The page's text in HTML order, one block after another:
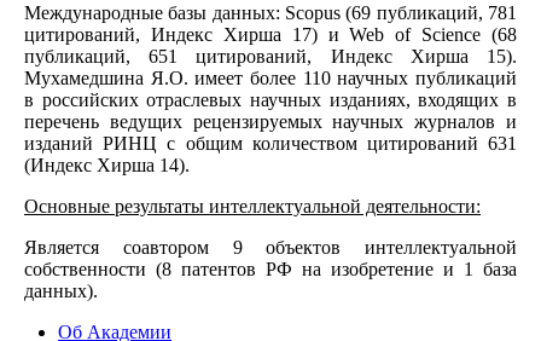
Международные базы данных: Scopus (69 публикаций, 781
цитирований, Индекс Хирша 17) и Web of Science (68
публикаций, 651 цитирований, Индекс Хирша 15).
Мухамедшина Я.О. имеет более 110 научных публикаций
в российских отраслевых научных изданиях, входящих в
перечень ведущих рецензируемых научных журналов и
изданий РИНЦ с общим количеством цитирований 631
(Индекс Хирша 14).
Основные результаты интеллектуальной деятельности:
Является соавтором 9 объектов интеллектуальной
собственности (8 патентов РФ на изобретение и 1 база
данных).
Об Академии